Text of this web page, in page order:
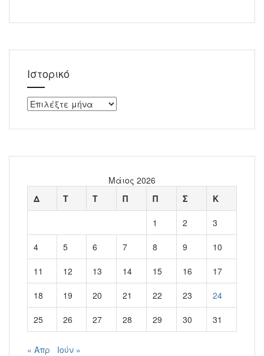
Ιστορικό
Ιστορικό
Μάιος 2026
Δ
Τ Τ Π Π Σ Κ
1 2 3
4 5 6 7 8 9 10
11 12 13 14 15 16 17
18 19 20 21 22 23 24
25 26 27 28 29 30 31
« Απρ Ιούν »